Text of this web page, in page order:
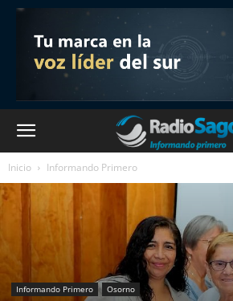
Inicio Informando Primero
Informando Primero Osorno